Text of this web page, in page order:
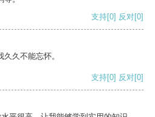
支持[0] 反对[0]
久不能忘怀。
支持[0] 反对[0]